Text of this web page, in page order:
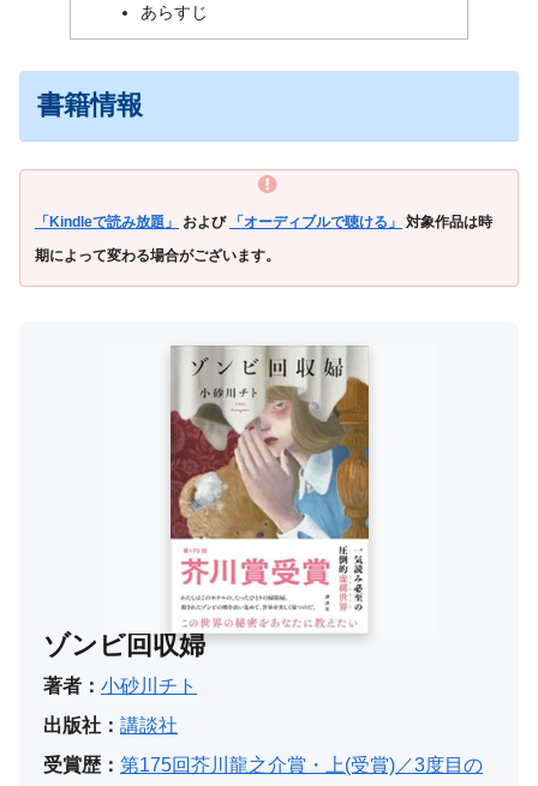
あらすじ
書籍情報
「Kindleで読み放題」 および 「オーディブルで聴ける」
対象作品は時
期によって変わる場合がございます。
ゾンビ回収婦
著者： 小砂川チト
出版社： 講談社
受賞歴： 第175回芥川龍之介賞・上(受賞)／3度目の